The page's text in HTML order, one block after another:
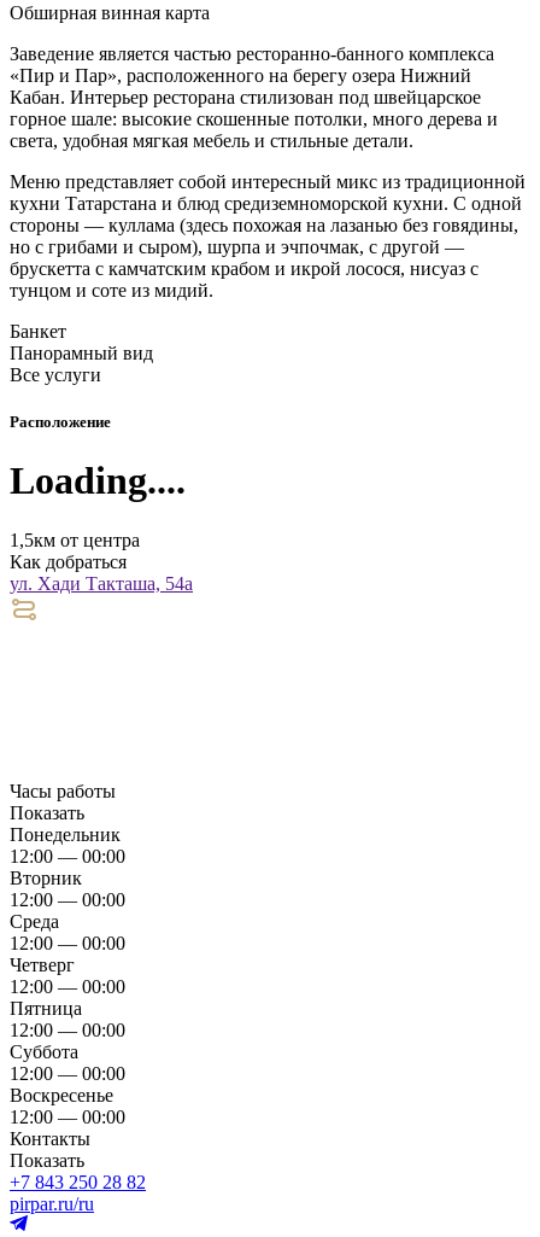
Обширная винная карта
Заведение является частью ресторанно-банного комплекса
«Пир и Пар», расположенного на берегу озера Нижний
Кабан. Интерьер ресторана стилизован под швейцарское
горное шале: высокие скошенные потолки, много дерева и
света, удобная мягкая мебель и стильные детали.
Меню представляет собой интересный микс из традиционной
кухни Татарстана и блюд средиземноморской кухни. С одной
стороны — куллама (здесь похожая на лазанью без говядины,
но с грибами и сыром), шурпа и эчпочмак, с другой —
брускетта с камчатским крабом и икрой лосося, нисуаз с
тунцом и соте из мидий.
Банкет
Панорамный вид
Все услуги
Расположение
Loading....
1,5км от центра
Как добраться
ул. Хади Такташа, 54а
Часы работы
Показать
Понедельник
12:00 — 00:00
Вторник
12:00 — 00:00
Среда
12:00 — 00:00
Четверг
12:00 — 00:00
Пятница
12:00 — 00:00
Суббота
12:00 — 00:00
Воскресенье
12:00 — 00:00
Контакты
Показать
+7 843 250 28 82
pirpar.ru/ru